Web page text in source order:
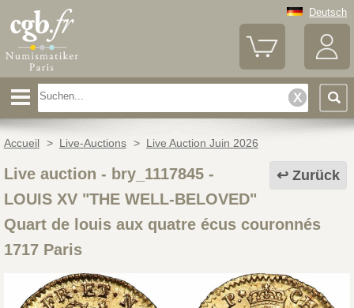
Deutsch
Accueil > Live-Auctions > Live Auction Juin 2026
Zurück
Live auction - bry_1117845-
LOUIS XV "THE WELL-BELOVED"
Quart de louis aux quatre écus couronnés
1717 Paris